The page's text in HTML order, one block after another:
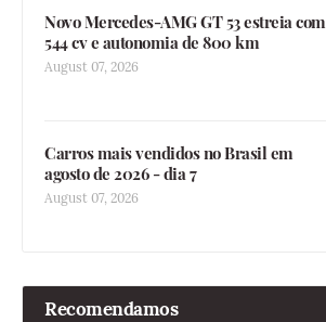
Novo Mercedes-AMG GT 53 estreia com
544 cv e autonomia de 800 km
August 07, 2026
Carros mais vendidos no Brasil em
agosto de 2026 - dia 7
August 07, 2026
Recomendamos